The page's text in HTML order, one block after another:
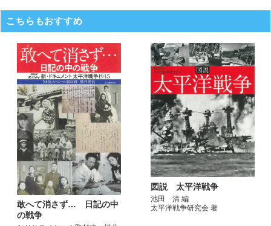
こちらもおすすめ
敢へて消さず… 日記の中
の戦争
図説 太平洋戦争
池田 清 編
太平洋戦争研究会 著